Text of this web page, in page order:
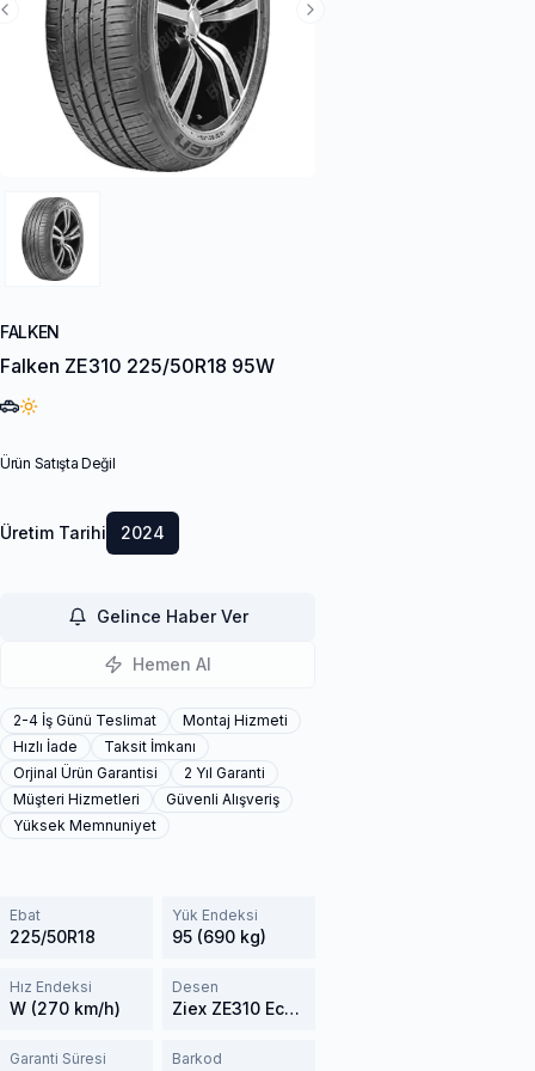
Next Slide
Previous Slide
FALKEN
Falken ZE310 225/50R18 95W
Ürün Satışta Değil
Üretim Tarihi 2024
Gelince Haber Ver
Hemen Al
2-4 İş Günü Teslimat
Montaj Hizmeti
Hızlı İade
Taksit İmkanı
Orjinal Ürün Garantisi
2 Yıl Garanti
Müşteri Hizmetleri
Güvenli Alışveriş
Yüksek Memnuniyet
Ebat
225/50R18
Yük Endeksi
95 (690 kg)
Hız Endeksi
W (270 km/h)
Desen
Ziex ZE310 Ecorun
Garanti Süresi Barkod